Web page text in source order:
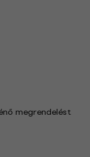
megrendelést